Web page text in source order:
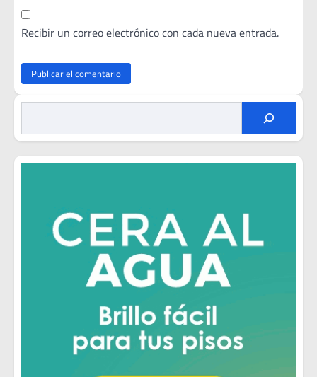
Recibir un correo electrónico con cada nueva entrada.